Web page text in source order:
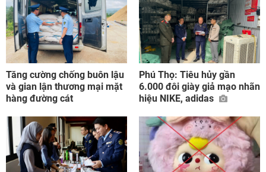
Tăng cường chống buôn lậu
và gian lận thương mại mặt
hàng đường cát
Phú Thọ: Tiêu hủy gần
6.000 đôi giày giả mạo nhãn
hiệu NIKE, adidas